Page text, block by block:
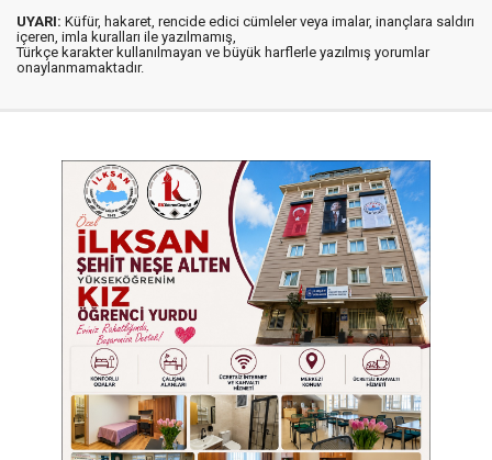
UYARI: Küfür, hakaret, rencide edici cümleler veya imalar, inançlara saldırı
içeren, imla kuralları ile yazılmamış,
Türkçe karakter kullanılmayan ve büyük harflerle yazılmış yorumlar
onaylanmamaktadır.